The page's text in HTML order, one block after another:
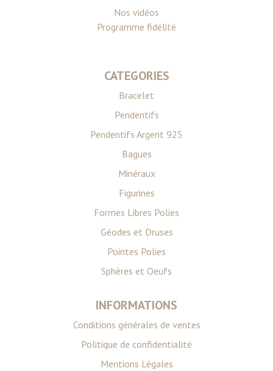
ou qu'ils ont collectées lors de votre utilisation de leurs
Nos vidéos
Programme fidélité
CATEGORIES
Bracelet
Pendentifs
Pendentifs Argent 925
Bagues
Minéraux
Figurines
Formes Libres Polies
Géodes et Druses
Pointes Polies
Sphères et Oeufs
INFORMATIONS
Conditions générales de ventes
Politique de confidentialité
Mentions Légales